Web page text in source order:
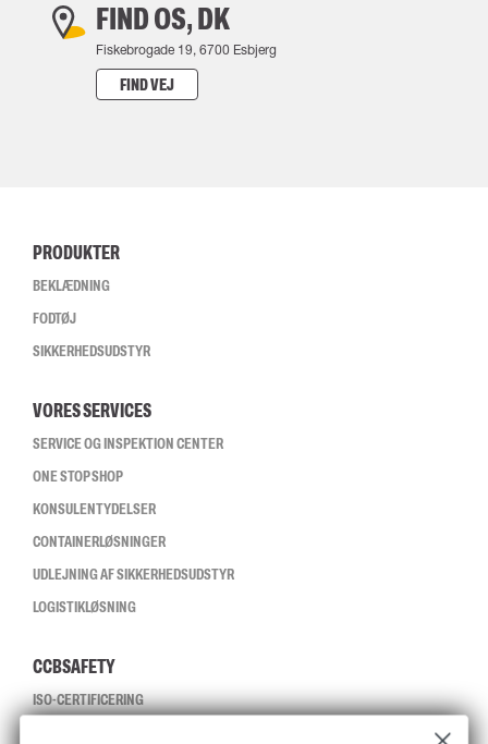
FIND OS, DK
Fiskebrogade 19, 6700 Esbjerg
FIND VEJ
PRODUKTER
BEKLÆDNING
FODTØJ
SIKKERHEDSUDSTYR
VORES SERVICES
SERVICE OG INSPEKTION CENTER
ONE STOP SHOP
KONSULENTYDELSER
CONTAINERLØSNINGER
UDLEJNING AF SIKKERHEDSUDSTYR
LOGISTIKLØSNING
CCBSAFETY
ISO-CERTIFICERING